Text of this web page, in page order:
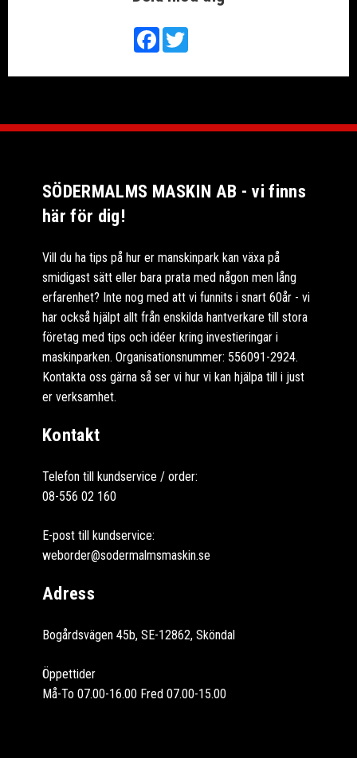
FacebookTwitter
SÖDERMALMS MASKIN AB - vi finns
här för dig!
Vill du ha tips på hur er manskinpark kan växa på
smidigast sätt eller bara prata med någon men lång
erfarenhet? Inte nog med att vi funnits i snart 60år - vi
har också hjälpt allt från enskilda hantverkare till stora
företag med tips och idéer kring investieringar i
maskinparken. Organisationsnummer: 556091-2924.
Kontakta oss gärna så ser vi hur vi kan hjälpa till i just
er verksamhet.
Kontakt
Telefon till kundservice / order:
08-556 02 160
E-post till kundservice:
weborder@sodermalmsmaskin.se
Adress
Bogårdsvägen 45b, SE-12862, Sköndal
Öppettider
Må-To 07.00-16.00 Fred 07.00-15.00